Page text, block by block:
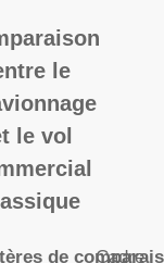
le
le vol
Cadre